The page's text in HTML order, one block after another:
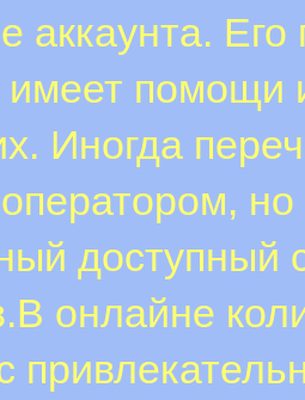
аккаунта.
имеет помощи
Иногда
доступный
онлайне